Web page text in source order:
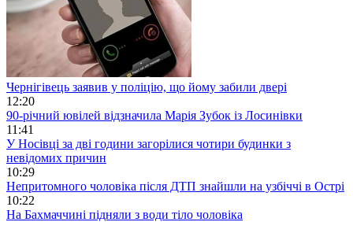
Чернігівець заявив у поліцію, що йому забили двері
12:20
90-річний ювілей відзначила Марія Зубок із Лосинівки
11:41
У Носівці за дві години загорілися чотири будинки з
невідомих причин
10:29
Непритомного чоловіка після ДТП знайшли на узбіччі в Острі
10:22
На Бахмаччині підняли з води тіло чоловіка